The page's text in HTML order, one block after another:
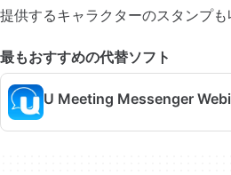
提供するキャラクターのスタンプも
最もおすすめの代替ソフト
U Meeting Messenger